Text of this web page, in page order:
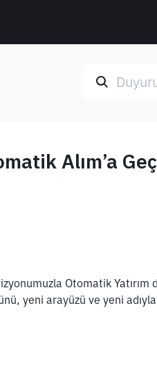
Alım’a
Otomatik Yatırım
yeni arayüzü ve yeni